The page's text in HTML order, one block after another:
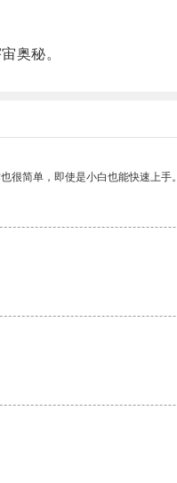
奥秘。
很简单，即使是小白也能快速上手。